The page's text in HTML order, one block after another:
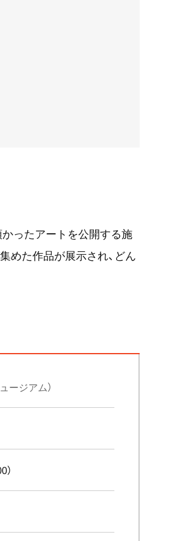
ったアートを公開する施
めた作品が展示され、どん
ージアム）